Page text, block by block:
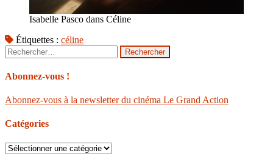
Isabelle Pasco dans Céline
Étiquettes : céline
Rechercher :
Abonnez-vous !
Abonnez-vous à la newsletter du cinéma Le Grand Action
Catégories
Catégories